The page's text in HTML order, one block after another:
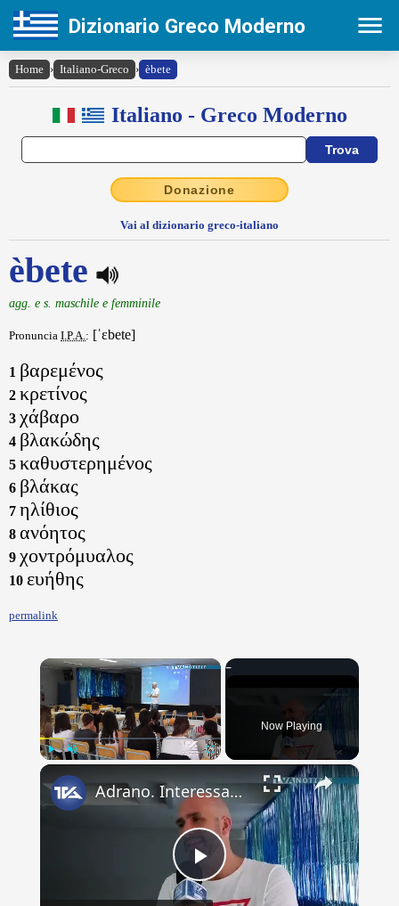
Dizionario Greco Moderno
Home › Italiano-Greco › èbete
Italiano - Greco Moderno
Donazione
Vai al dizionario greco-italiano
èbete
agg. e s. maschile e femminile
Pronuncia I.P.A.: [ˈɛbete]
1 βαρεμένος
2 κρετίνος
3 χάβαρο
4 βλακώδης
5 καθυστερημένος
6 βλάκας
7 ηλίθιος
8 ανόητος
9 χοντρόμυαλος
10 ευήθης
permalink
×
Now Playing
×
Play
Adrano. Interessante incontro al liceo “Verga” con il prof. Fabio Gamberini. Studenti del Linguistic